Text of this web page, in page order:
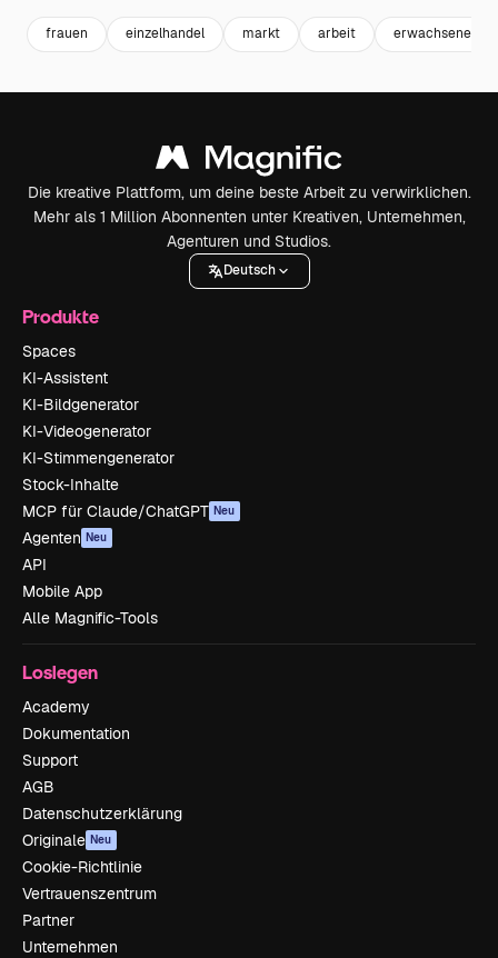
frauen einzelhandel markt arbeit erwachsene
Die kreative Plattform, um deine beste Arbeit zu verwirklichen.
Mehr als 1 Million Abonnenten unter Kreativen, Unternehmen,
Agenturen und Studios.
Deutsch
Produkte
Spaces
KI-Assistent
KI-Bildgenerator
KI-Videogenerator
KI-Stimmengenerator
Stock-Inhalte
MCP für Claude/ChatGPT Neu
Agenten Neu
API
Mobile App
Alle Magnific-Tools
Loslegen
Academy
Dokumentation
Support
AGB
Datenschutzerklärung
Originale Neu
Cookie-Richtlinie
Vertrauenszentrum
Partner
Unternehmen